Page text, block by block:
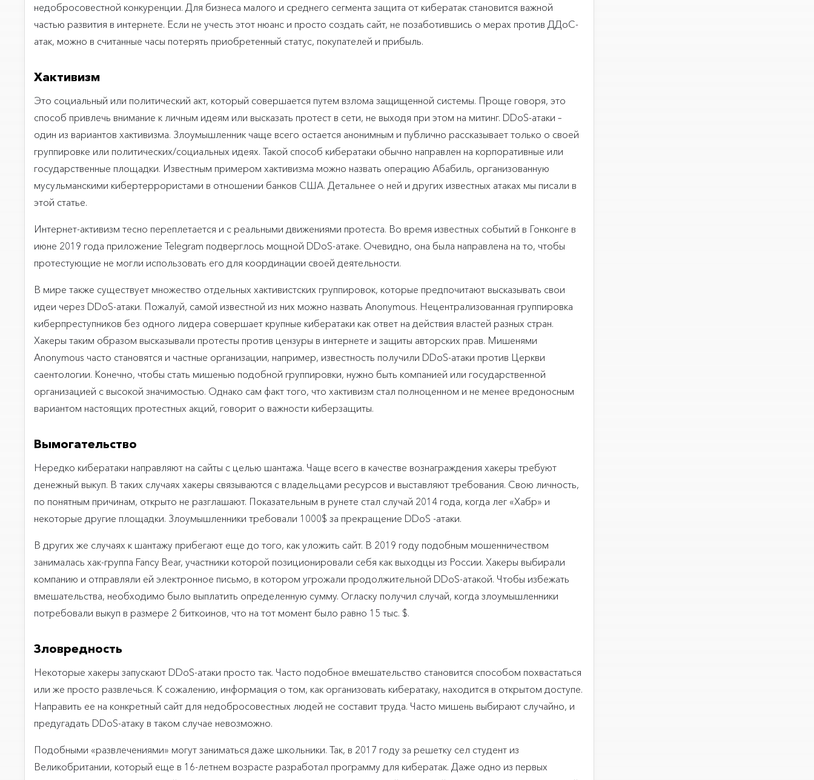
недобросовестной конкуренции. Для бизнеса малого и среднего сегмента защита от кибератак становится важной
частью развития в интернете. Если не учесть этот нюанс и просто создать сайт, не позаботившись о мерах против ДДоС-
атак, можно в считанные часы потерять приобретенный статус, покупателей и прибыль.
Хактивизм
Это социальный или политический акт, который совершается путем взлома защищенной системы. Проще говоря, это
способ привлечь внимание к личным идеям или высказать протест в сети, не выходя при этом на митинг. DDoS-атаки –
один из вариантов хактивизма. Злоумышленник чаще всего остается анонимным и публично рассказывает только о своей
группировке или политических/социальных идеях. Такой способ кибератаки обычно направлен на корпоративные или
государственные площадки. Известным примером хактивизма можно назвать операцию Абабиль, организованную
мусульманскими кибертеррористами в отношении банков США. Детальнее о ней и других известных атаках мы писали в
этой статье.
Интернет-активизм тесно переплетается и с реальными движениями протеста. Во время известных событий в Гонконге в
июне 2019 года приложение Telegram подверглось мощной DDoS-атаке. Очевидно, она была направлена на то, чтобы
протестующие не могли использовать его для координации своей деятельности.
В мире также существует множество отдельных хактивистских группировок, которые предпочитают высказывать свои
идеи через DDoS-атаки. Пожалуй, самой известной из них можно назвать Anonymous. Нецентрализованная группировка
киберпреступников без одного лидера совершает крупные кибератаки как ответ на действия властей разных стран.
Хакеры таким образом высказывали протесты против цензуры в интернете и защиты авторских прав. Мишенями
Anonymous часто становятся и частные организации, например, известность получили DDoS-атаки против Церкви
саентологии. Конечно, чтобы стать мишенью подобной группировки, нужно быть компанией или государственной
организацией с высокой значимостью. Однако сам факт того, что хактивизм стал полноценном и не менее вредоносным
вариантом настоящих протестных акций, говорит о важности киберзащиты.
Вымогательство
Нередко кибератаки направляют на сайты с целью шантажа. Чаще всего в качестве вознаграждения хакеры требуют
денежный выкуп. В таких случаях хакеры связываются с владельцами ресурсов и выставляют требования. Свою личность,
по понятным причинам, открыто не разглашают. Показательным в рунете стал случай 2014 года, когда лег «Хабр» и
некоторые другие площадки. Злоумышленники требовали 1000$ за прекращение DDoS -атаки.
В других же случаях к шантажу прибегают еще до того, как уложить сайт. В 2019 году подобным мошенничеством
занималась хак-группа Fancy Bear, участники которой позиционировали себя как выходцы из России. Хакеры выбирали
компанию и отправляли ей электронное письмо, в котором угрожали продолжительной DDoS-атакой. Чтобы избежать
вмешательства, необходимо было выплатить определенную сумму. Огласку получил случай, когда злоумышленники
потребовали выкуп в размере 2 биткоинов, что на тот момент было равно 15 тыс. $.
Зловредность
Некоторые хакеры запускают DDoS-атаки просто так. Часто подобное вмешательство становится способом похвастаться
или же просто развлечься. К сожалению, информация о том, как организовать кибератаку, находится в открытом доступе.
Направить ее на конкретный сайт для недобросовестных людей не составит труда. Часто мишень выбирают случайно, и
предугадать DDoS-атаку в таком случае невозможно.
Подобными «развлечениями» могут заниматься даже школьники. Так, в 2017 году за решетку сел студент из
Великобритании, который еще в 16-летнем возрасте разработал программу для кибератак. Даже одно из первых